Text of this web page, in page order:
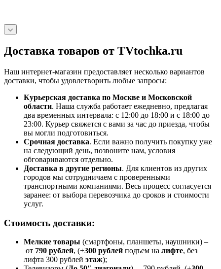
Доставка товаров от TVtochka.ru
Наш интернет-магазин предоставляет несколько вариантов
доставки, чтобы удовлетворить любые запросы:
Курьерская доставка по Москве и Московской
области. Наша служба работает ежедневно, предлагая
два временных интервала: с 12:00 до 18:00 и с 18:00 до
23:00. Курьер свяжется с вами за час до приезда, чтобы
вы могли подготовиться.
Срочная доставка. Если важно получить покупку уже
на следующий день, позвоните нам, условия
обговариваются отдельно.
Доставка в другие регионы. Для клиентов из других
городов мы сотрудничаем с проверенными
транспортными компаниями. Весь процесс согласуется
заранее: от выбора перевозчика до сроков и стоимости
услуг.
Стоимость доставки:
Мелкие товары (смартфоны, планшеты, наушники) –
от 790 рублей, (+300 рублей подъем на лифте, без
лифта 300 рублей этаж);